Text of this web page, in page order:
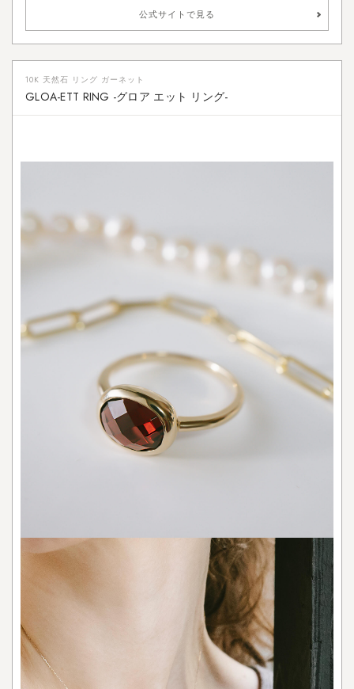
公式サイトで見る
10K 天然石 リング ガーネット
GLOA-ETT RING -グロア エット リング-